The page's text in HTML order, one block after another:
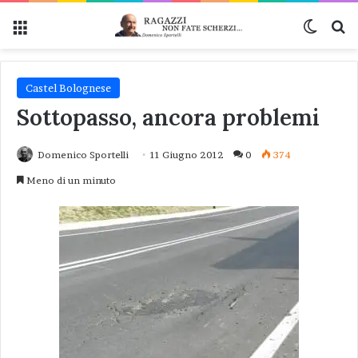
Castel Bolognese
Sottopasso, ancora problemi
Domenico Sportelli 11 Giugno 2012 0 374
Meno di un minuto